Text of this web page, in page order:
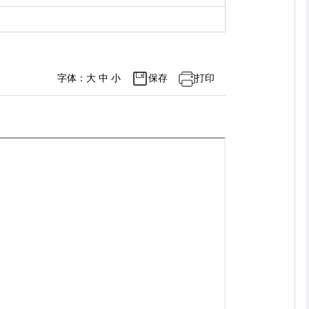
打印
保存
字体： 大 中 小